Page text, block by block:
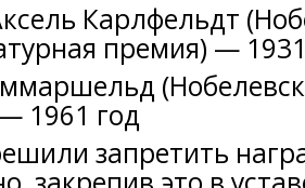
Карлфельдт
премия) —
1961 год
запретить